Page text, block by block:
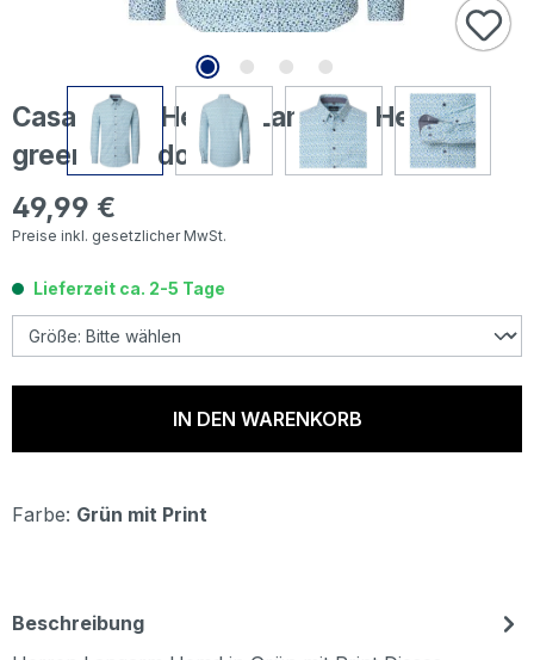
Casa Moda Herren Langarm Hemd
green blue dots
Regulärer Preis:
49,99 €
Preise inkl. gesetzlicher MwSt.
Lieferzeit ca. 2-5 Tage
IN DEN WARENKORB
Farbe: Grün mit Print
Beschreibung